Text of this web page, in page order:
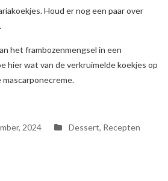
Houd er nog een paar over
het frambozenmengsel in een
hier wat van de verkruimelde koekjes op
mascarponecreme.
2024 Dessert, Recepten